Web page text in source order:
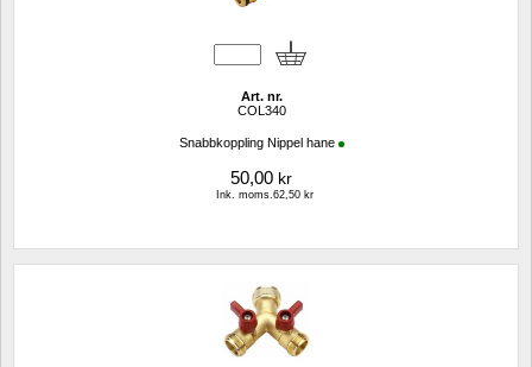
Art. nr.
COL340
Snabbkoppling Nippel hane
50,00 kr
Ink. moms.62,50 kr